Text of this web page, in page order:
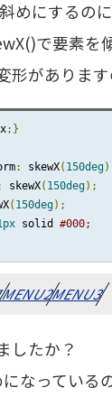
めにするの
で要素を
形がありま
;}
: skewX( 150deg
skewX( 150deg);
( 150deg);
solid #000;
MENU3
したか？
なっている